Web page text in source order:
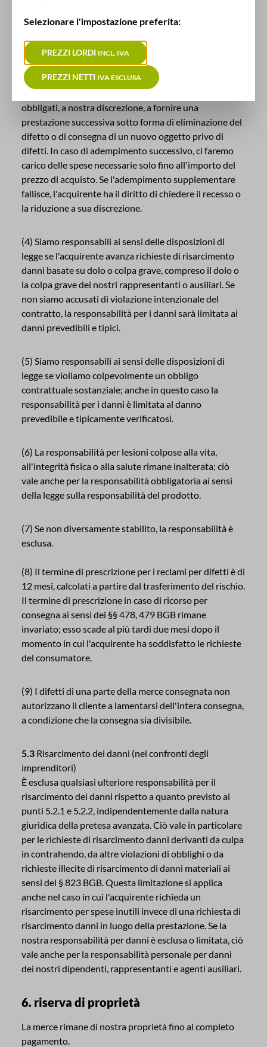
materiali sussiste solo se l'acquirente ha utilizzato la
merce consegnata per lo scopo previsto, in conformità
all'uso previsto e non in contrasto con le nostre
raccomandazioni.
(3) Se l'oggetto acquistato presenta un difetto, saremo
obbligati, a nostra discrezione, a fornire una
prestazione successiva sotto forma di eliminazione del
difetto o di consegna di un nuovo oggetto privo di
difetti. In caso di adempimento successivo, ci faremo
carico delle spese necessarie solo fino all'importo del
prezzo di acquisto. Se l'adempimento supplementare
fallisce, l'acquirente ha il diritto di chiedere il recesso o
la riduzione a sua discrezione.
(4) Siamo responsabili ai sensi delle disposizioni di
legge se l'acquirente avanza richieste di risarcimento
danni basate su dolo o colpa grave, compreso il dolo o
la colpa grave dei nostri rappresentanti o ausiliari. Se
non siamo accusati di violazione intenzionale del
contratto, la responsabilità per i danni sarà limitata ai
danni prevedibili e tipici.
(5) Siamo responsabili ai sensi delle disposizioni di
legge se violiamo colpevolmente un obbligo
contrattuale sostanziale; anche in questo caso la
responsabilità per i danni è limitata al danno
prevedibile e tipicamente verificatosi.
(6) La responsabilità per lesioni colpose alla vita,
all'integrità fisica o alla salute rimane inalterata; ciò
vale anche per la responsabilità obbligatoria ai sensi
della legge sulla responsabilità del prodotto.
(7) Se non diversamente stabilito, la responsabilità è
esclusa.
(8) Il termine di prescrizione per i reclami per difetti è di
12 mesi, calcolati a partire dal trasferimento del rischio.
Il termine di prescrizione in caso di ricorso per
consegna ai sensi dei §§ 478, 479 BGB rimane
invariato; esso scade al più tardi due mesi dopo il
momento in cui l'acquirente ha soddisfatto le richieste
del consumatore.
(9) I difetti di una parte della merce consegnata non
autorizzano il cliente a lamentarsi dell'intera consegna,
a condizione che la consegna sia divisibile.
5.3 Risarcimento dei danni (nei confronti degli
imprenditori)
È esclusa qualsiasi ulteriore responsabilità per il
risarcimento dei danni rispetto a quanto previsto ai
punti 5.2.1 e 5.2.2, indipendentemente dalla natura
giuridica della pretesa avanzata. Ciò vale in particolare
per le richieste di risarcimento danni derivanti da culpa
in contrahendo, da altre violazioni di obblighi o da
richieste illecite di risarcimento di danni materiali ai
sensi del § 823 BGB. Questa limitazione si applica
anche nel caso in cui l'acquirente richieda un
risarcimento per spese inutili invece di una richiesta di
risarcimento danni in luogo della prestazione. Se la
nostra responsabilità per danni è esclusa o limitata, ciò
vale anche per la responsabilità personale per danni
dei nostri dipendenti, rappresentanti e agenti ausiliari.
6. riserva di proprietà
La merce rimane di nostra proprietà fino al completo
pagamento.
Selezionare l'impostazione preferita:
PREZZI LORDI INCL. IVA
PREZZI NETTI IVA ESCLUSA